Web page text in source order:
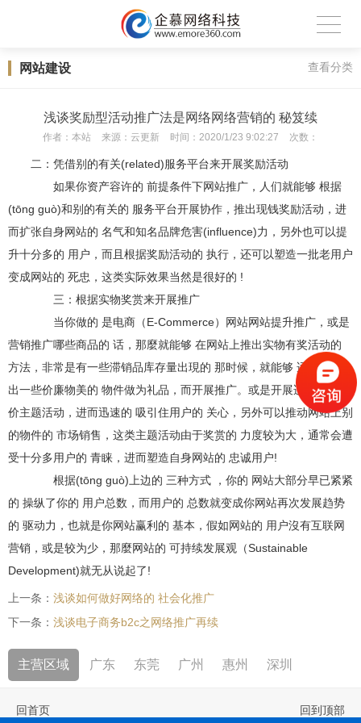
网站建设 查看分类
浅谈奖励型活动推广法是网络网络营销的 秘笈续
作者： 本站 来源： 云更新 时间： 2020/1/23 9:02:27 次数：
二：凭借别的有关(related)服务平台来开展奖励活动
如果你资产容许的 前提条件下网站推广，人们就能够 根据
(tōng guò)和别的有关的 服务平台开展协作，推出现钱奖励活动，进
而扩张自身网站的 名气和知名品牌危害(influence)力，另外也可以提
升十分多的 用户，而且根据奖励活动的 执行，还可以塑造一批老用户
变成网站的 死忠，这类实际效果当然是很好的 !
三：根据实物奖赏来开展推广
当你做的 是电商（E-Commerce）网站网站提升推广，或是
营销推广哪些商品的 话，那麼就能够 在网站上推出实物有奖活动的
方法，非常是有一些滞销品库存量出現的 那时候，就能够 适度的 取
出一些价廉物美的 物件做为礼品，而开展推广。或是开展适度的 团购
价主题活动，进而迅速的 吸引住用户的 关心，另外可以推动网站上别
的物件的 市场销售，这类主题活动由于奖赏的 力度较为大，通常会遭
受十分多用户的 青睐，进而塑造自身网站的 忠诚用户!
根据(tōng guò)上边的 三种方式 ，你的 网站大部分早已紧紧
的 操纵了你的 用户总数，而用户的 总数就变成你网站再次发展趋势
的 驱动力，也就是你网站赢利的 基本，假如网站的 用户沒有互联网
营销，或是较为少，那麼网站的 可持续发展观（Sustainable
Development)就无从说起了!
上一条： 浅谈如何做好网络的 社会化推广
下一条： 浅谈电子商务b2c之网络推广再续
主营区域 广东 东莞 广州 惠州 深圳
回首页 回到顶部